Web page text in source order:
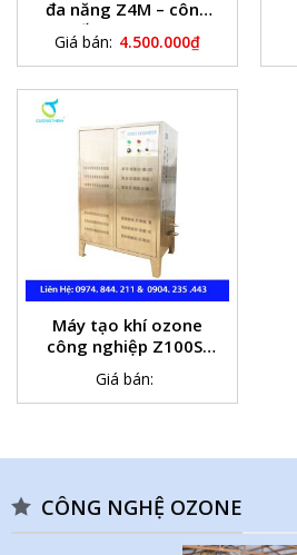
đa năng Z4M – công
suất ozone 4g/h
Giá bán: 4.500.000₫
Máy tạo khí ozone
công nghiệp Z100S(
Giá bán:
CÔNG NGHỆ OZONE